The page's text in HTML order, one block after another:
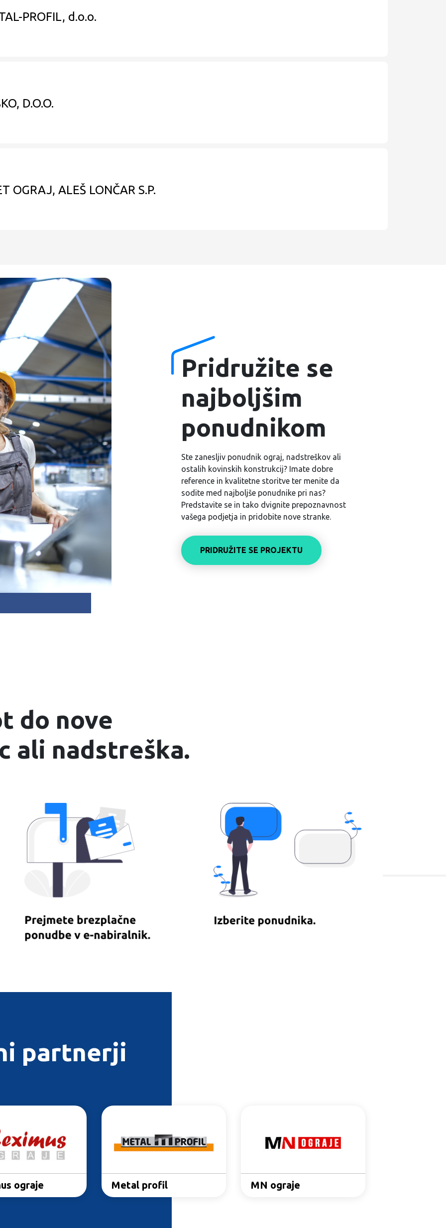
PROFIL, d.o.o.
D.O.O.
OGRAJ, ALEŠ LONČAR S.P.
Pridružite se
najboljšim
ponudnikom
Ste zanesljiv ponudnik ograj, nadstreškov ali
ostalih kovinskih konstrukcij? Imate dobre
reference in kvalitetne storitve ter menite da
sodite med najboljše ponudnike pri nas?
Predstavite se in tako dvignite prepoznavnost
vašega podjetja in pridobite nove stranke.
PRIDRUŽITE SE PROJEKTU
do nove
ali nadstreška.
partnerji
Reximus ograje Metal profil
ograje Metal profil MN ograje